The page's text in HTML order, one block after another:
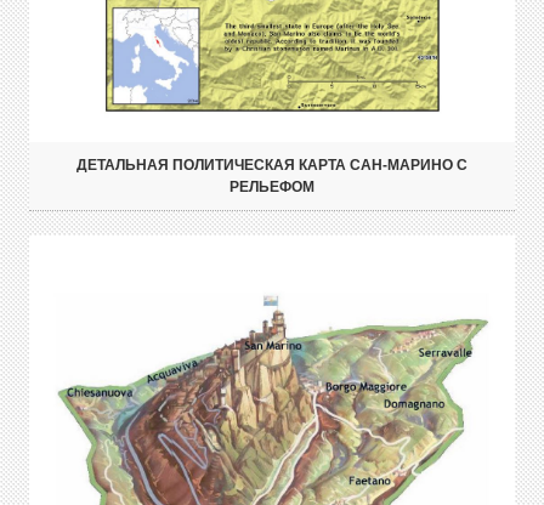
ДЕТАЛЬНАЯ ПОЛИТИЧЕСКАЯ КАРТА САН-МАРИНО С
РЕЛЬЕФОМ